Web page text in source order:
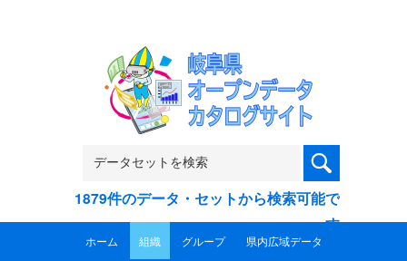
1879件のデータ・セットから検索可能で
す
ホーム 組織 グループ 県内広域データ